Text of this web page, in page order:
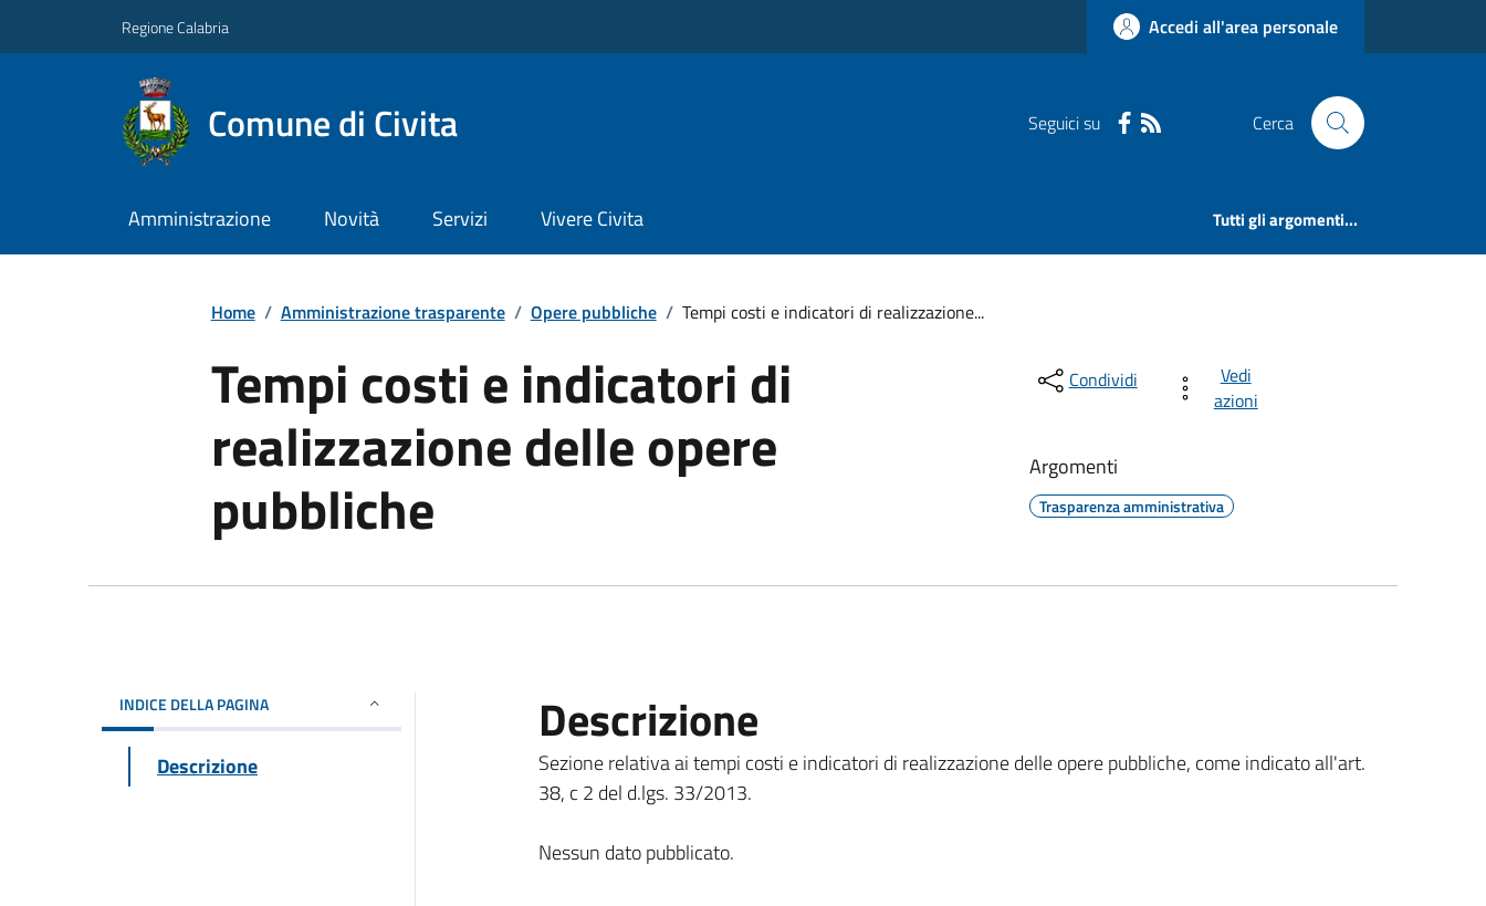
Regione Calabria Accedi all'area personale
Comune di Civita Seguici su Cerca
Amministrazione Novità Servizi Vivere Civita Tutti gli argomenti...
Home / Amministrazione trasparente / Opere pubbliche / Tempi costi e indicatori di realizzazione...
Tempi costi e indicatori di
realizzazione delle opere
pubbliche
Condividi
Vedi
azioni
Argomenti
Trasparenza amministrativa
INDICE DELLA PAGINA
Descrizione
Descrizione
Sezione relativa ai tempi costi e indicatori di realizzazione delle opere pubbliche, come indicato all'art.
38, c 2 del d.lgs. 33/2013.
Nessun dato pubblicato.